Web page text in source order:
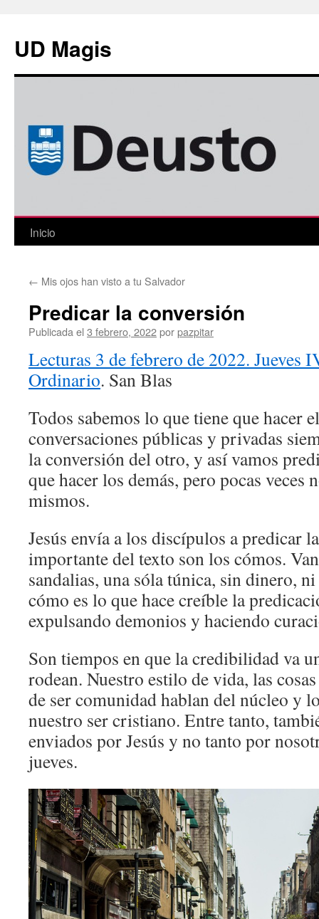
contenido
UD Magis
Inicio
← Mis ojos han visto a tu Salvador
Predicar la conversión
Publicada el 3 febrero, 2022porpazpitar
Lecturas 3 de febrero de 2022. Jueves
Ordinario. San Blas
Todos sabemos lo que tiene que hacer
conversaciones públicas y privadas
la conversión del otro, y así vamos
que hacer los demás, pero pocas veces
mismos.
Jesús envía a los discípulos a predicar
importante del texto son los cómos.
sandalias, una sóla túnica, sin dinero,
cómo es lo que hace creíble la
expulsando demonios y haciendo
Son tiempos en que la credibilidad va
rodean. Nuestro estilo de vida, las
de ser comunidad hablan del núcleo y
nuestro ser cristiano. Entre tanto,
enviados por Jesús y no tanto por
jueves.